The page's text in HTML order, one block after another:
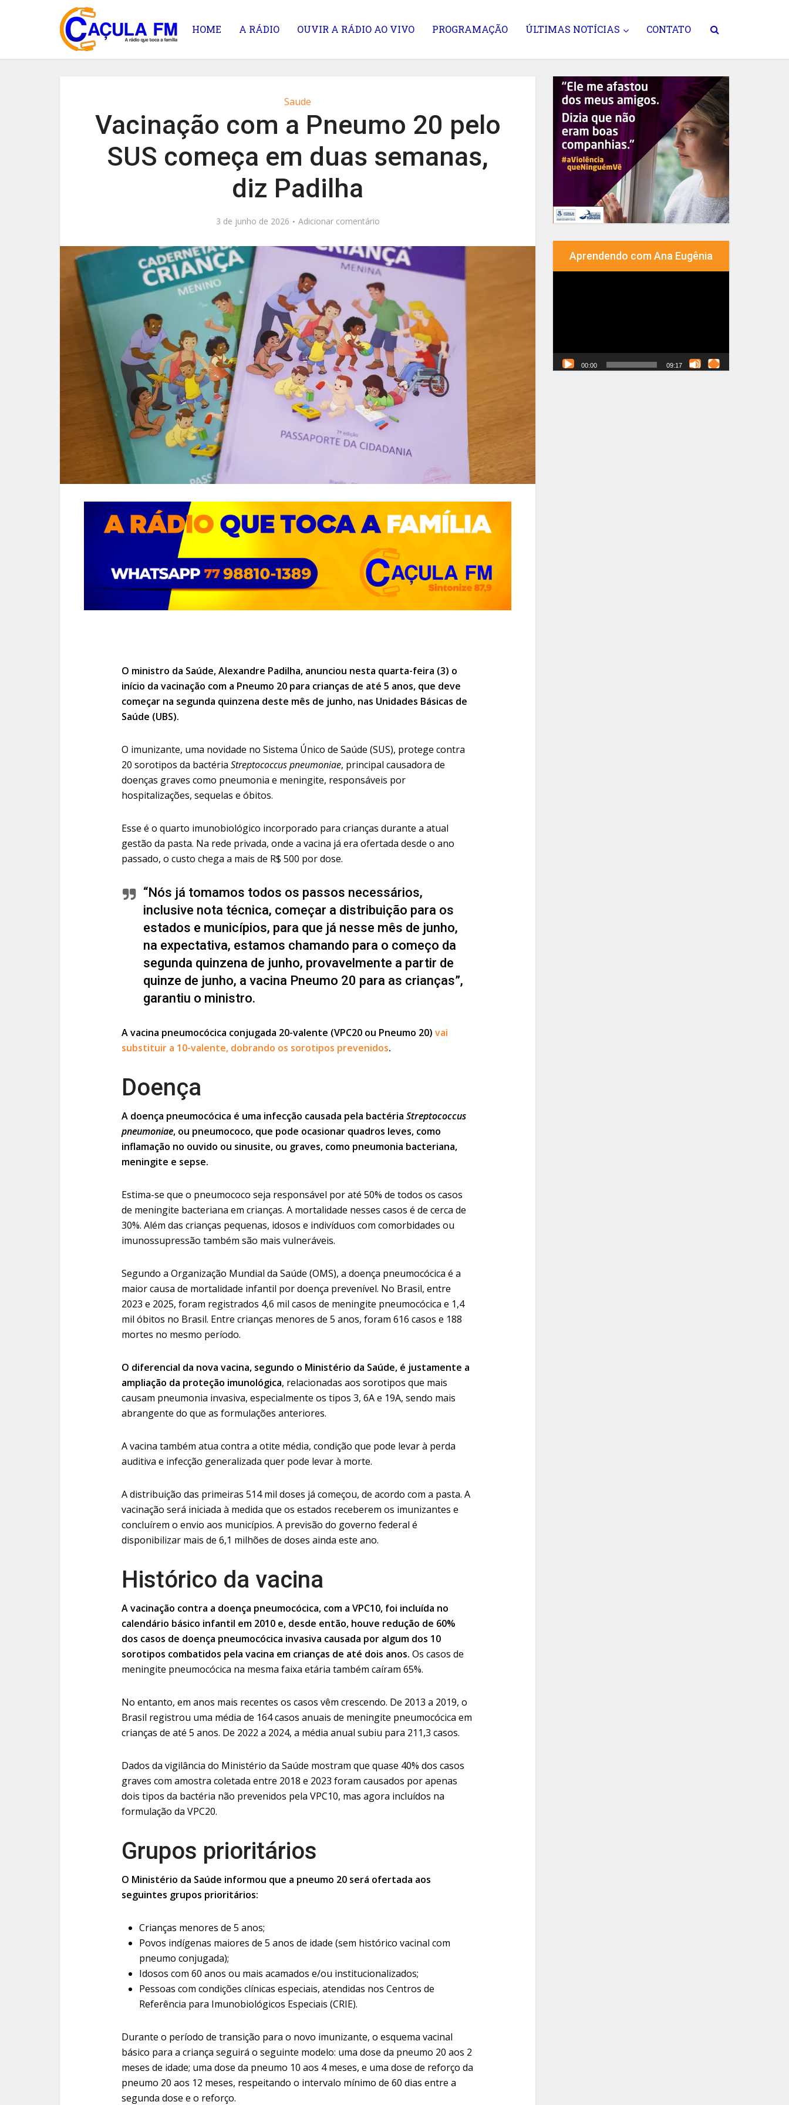
HOME A RÁDIO OUVIR A RÁDIO AO VIVO PROGRAMAÇÃO ÚLTIMAS NOTÍCIAS CONTATO
Saude
Vacinação com a Pneumo 20 pelo
SUS começa em duas semanas,
diz Padilha
3 de junho de 2026 Adicionar comentário
O ministro da Saúde, Alexandre Padilha, anunciou nesta quarta-feira (3) o
início da vacinação com a Pneumo 20 para crianças de até 5 anos, que deve
começar na segunda quinzena deste mês de junho, nas Unidades Básicas de
Saúde (UBS).
O imunizante, uma novidade no Sistema Único de Saúde (SUS), protege contra
20 sorotipos da bactéria Streptococcus pneumoniae, principal causadora de
doenças graves como pneumonia e meningite, responsáveis por
hospitalizações, sequelas e óbitos.
Esse é o quarto imunobiológico incorporado para crianças durante a atual
gestão da pasta. Na rede privada, onde a vacina já era ofertada desde o ano
passado, o custo chega a mais de R$ 500 por dose.
“Nós já tomamos todos os passos necessários,
inclusive nota técnica, começar a distribuição para os
estados e municípios, para que já nesse mês de junho,
na expectativa, estamos chamando para o começo da
segunda quinzena de junho, provavelmente a partir de
quinze de junho, a vacina Pneumo 20 para as crianças”,
garantiu o ministro.
A vacina pneumocócica conjugada 20-valente (VPC20 ou Pneumo 20) vai
substituir a 10-valente, dobrando os sorotipos prevenidos.
Doença
A doença pneumocócica é uma infecção causada pela bactéria Streptococcus
pneumoniae, ou pneumococo, que pode ocasionar quadros leves, como
inflamação no ouvido ou sinusite, ou graves, como pneumonia bacteriana,
meningite e sepse.
Estima-se que o pneumococo seja responsável por até 50% de todos os casos
de meningite bacteriana em crianças. A mortalidade nesses casos é de cerca de
30%. Além das crianças pequenas, idosos e indivíduos com comorbidades ou
imunossupressão também são mais vulneráveis.
Segundo a Organização Mundial da Saúde (OMS), a doença pneumocócica é a
maior causa de mortalidade infantil por doença prevenível. No Brasil, entre
2023 e 2025, foram registrados 4,6 mil casos de meningite pneumocócica e 1,4
mil óbitos no Brasil. Entre crianças menores de 5 anos, foram 616 casos e 188
mortes no mesmo período.
O diferencial da nova vacina, segundo o Ministério da Saúde, é justamente a
ampliação da proteção imunológica, relacionadas aos sorotipos que mais
causam pneumonia invasiva, especialmente os tipos 3, 6A e 19A, sendo mais
abrangente do que as formulações anteriores.
A vacina também atua contra a otite média, condição que pode levar à perda
auditiva e infecção generalizada quer pode levar à morte.
A distribuição das primeiras 514 mil doses já começou, de acordo com a pasta. A
vacinação será iniciada à medida que os estados receberem os imunizantes e
concluírem o envio aos municípios. A previsão do governo federal é
disponibilizar mais de 6,1 milhões de doses ainda este ano.
Histórico da vacina
A vacinação contra a doença pneumocócica, com a VPC10, foi incluída no
calendário básico infantil em 2010 e, desde então, houve redução de 60%
dos casos de doença pneumocócica invasiva causada por algum dos 10
sorotipos combatidos pela vacina em crianças de até dois anos. Os casos de
meningite pneumocócica na mesma faixa etária também caíram 65%.
No entanto, em anos mais recentes os casos vêm crescendo. De 2013 a 2019, o
Brasil registrou uma média de 164 casos anuais de meningite pneumocócica em
crianças de até 5 anos. De 2022 a 2024, a média anual subiu para 211,3 casos.
Dados da vigilância do Ministério da Saúde mostram que quase 40% dos casos
graves com amostra coletada entre 2018 e 2023 foram causados por apenas
dois tipos da bactéria não prevenidos pela VPC10, mas agora incluídos na
formulação da VPC20.
Grupos prioritários
O Ministério da Saúde informou que a pneumo 20 será ofertada aos
seguintes grupos prioritários:
Crianças menores de 5 anos;
Povos indígenas maiores de 5 anos de idade (sem histórico vacinal com
pneumo conjugada);
Idosos com 60 anos ou mais acamados e/ou institucionalizados;
Pessoas com condições clínicas especiais, atendidas nos Centros de
Referência para Imunobiológicos Especiais (CRIE).
Durante o período de transição para o novo imunizante, o esquema vacinal
básico para a criança seguirá o seguinte modelo: uma dose da pneumo 20 aos 2
meses de idade; uma dose da pneumo 10 aos 4 meses, e uma dose de reforço da
pneumo 20 aos 12 meses, respeitando o intervalo mínimo de 60 dias entre a
segunda dose e o reforço.
Aprendendo com Ana Eugênia
00:00 09:17